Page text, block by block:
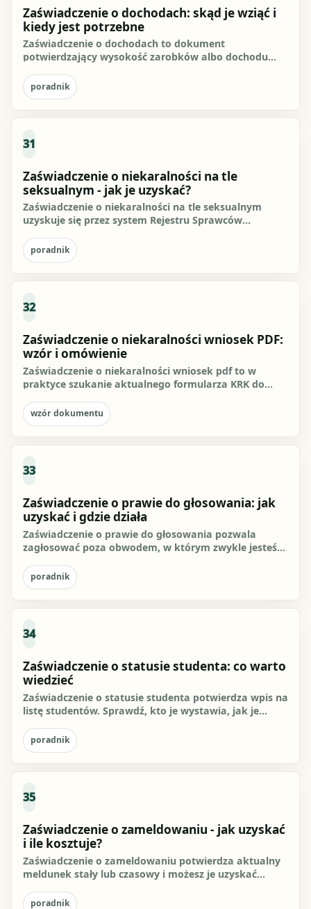
Zaświadczenie o dochodach: skąd je wziąć i
kiedy jest potrzebne
Zaświadczenie o dochodach to dokument
potwierdzający wysokość zarobków albo dochodu
poradnik
31
Zaświadczenie o niekaralności na tle
seksualnym - jak je uzyskać?
Zaświadczenie o niekaralności na tle seksualnym
uzyskuje się przez system Rejestru Sprawców
poradnik
32
Zaświadczenie o niekaralności wniosek PDF:
wzór i omówienie
Zaświadczenie o niekaralności wniosek pdf to w
praktyce szukanie aktualnego formularza KRK do
wzór dokumentu
33
Zaświadczenie o prawie do głosowania: jak
uzyskać i gdzie działa
Zaświadczenie o prawie do głosowania pozwala
zagłosować poza obwodem, w którym zwykle jesteś
poradnik
34
Zaświadczenie o statusie studenta: co warto
wiedzieć
Zaświadczenie o statusie studenta potwierdza wpis na
listę studentów. Sprawdź, kto je wystawia, jak je
poradnik
35
Zaświadczenie o zameldowaniu - jak uzyskać
i ile kosztuje?
Zaświadczenie o zameldowaniu potwierdza aktualny
meldunek stały lub czasowy i możesz je uzyskać
poradnik